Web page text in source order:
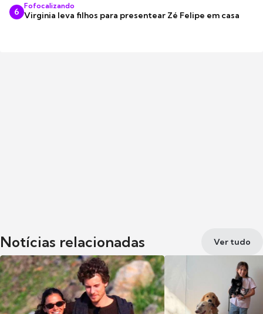
6
Fofocalizando
Virginia leva filhos para presentear Zé Felipe em casa
Notícias relacionadas Ver tudo